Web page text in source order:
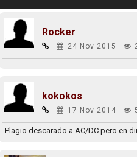
Rocker
24 Nov 2015
kokokos
17 Nov 2014
Plagio descarado a AC/DC pero en